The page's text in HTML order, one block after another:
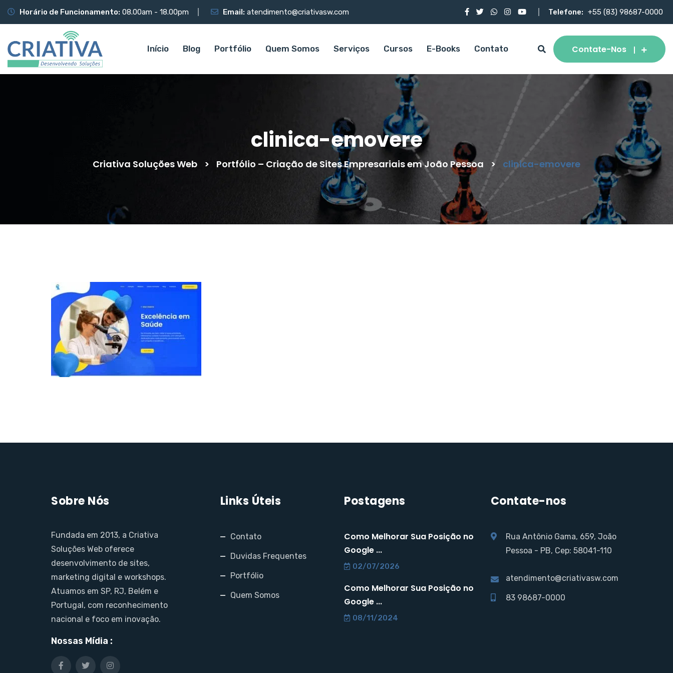
Horário de Funcionamento: 08.00am - 18.00pm Email: atendimento@criativasw.com Telefone: +55 (83) 98687-0000
Início Blog Portfólio Quem Somos Serviços Cursos E-Books Contato Contate-Nos
clinica-emovere
Criativa Soluções Web > Portfólio – Criação de Sites Empresariais em João Pessoa > clinica-emovere
Sobre Nós
Fundada em 2013, a Criativa
Soluções Web oferece
desenvolvimento de sites,
marketing digital e workshops.
Atuamos em SP, RJ, Belém e
Portugal, com reconhecimento
nacional e foco em inovação.
Nossas Mídia :
Links Úteis
Contato
Duvidas Frequentes
Portfólio
Quem Somos
Postagens
Como Melhorar Sua Posição no
Google ...
02/07/2026
Como Melhorar Sua Posição no
Google ...
08/11/2024
Contate-nos
Rua Antônio Gama, 659, João
Pessoa - PB, Cep: 58041-110
atendimento@criativasw.com
83 98687-0000